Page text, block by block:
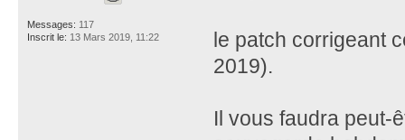
Messages: 117
Inscrit le: 13 Mars 2019, 11:22
le patch corrigeant
2019).
Il vous faudra peut-